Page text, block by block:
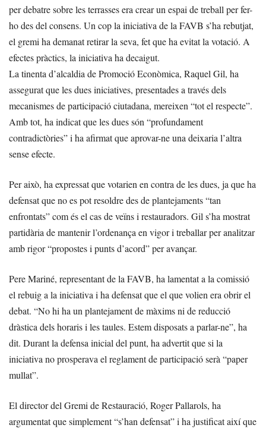
per debatre sobre les terrasses era crear un espai de treball per fer-
ho des del consens. Un cop la iniciativa de la FAVB s’ha rebutjat,
el gremi ha demanat retirar la seva, fet que ha evitat la votació. A
efectes pràctics, la iniciativa ha decaigut.
La tinenta d’alcaldia de Promoció Econòmica, Raquel Gil, ha
assegurat que les dues iniciatives, presentades a través dels
mecanismes de participació ciutadana, mereixen “tot el respecte”.
Amb tot, ha indicat que les dues són “profundament
contradictòries” i ha afirmat que aprovar-ne una deixaria l’altra
sense efecte.
Per això, ha expressat que votarien en contra de les dues, ja que ha
defensat que no es pot resoldre des de plantejaments “tan
enfrontats” com és el cas de veïns i restauradors. Gil s’ha mostrat
partidària de mantenir l’ordenança en vigor i treballar per analitzar
amb rigor “propostes i punts d’acord” per avançar.
Pere Mariné, representant de la FAVB, ha lamentat a la comissió
el rebuig a la iniciativa i ha defensat que el que volien era obrir el
debat. “No hi ha un plantejament de màxims ni de reducció
dràstica dels horaris i les taules. Estem disposats a parlar-ne”, ha
dit. Durant la defensa inicial del punt, ha advertit que si la
iniciativa no prosperava el reglament de participació serà “paper
mullat”.
El director del Gremi de Restauració, Roger Pallarols, ha
argumentat que simplement “s’han defensat” i ha justificat així que